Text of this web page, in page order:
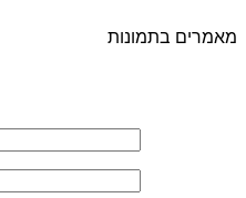
מאמרים בתמונות